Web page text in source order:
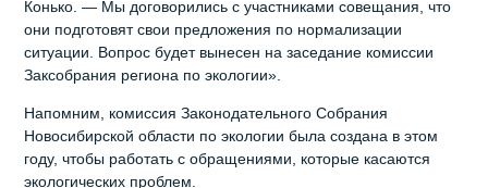
Конько. — Мы договорились с участниками совещания, что
они подготовят свои предложения по нормализации
ситуации. Вопрос будет вынесен на заседание комиссии
Заксобрания региона по экологии».
Напомним, комиссия Законодательного Собрания
Новосибирской области по экологии была создана в этом
году, чтобы работать с обращениями, которые касаются
экологических проблем.